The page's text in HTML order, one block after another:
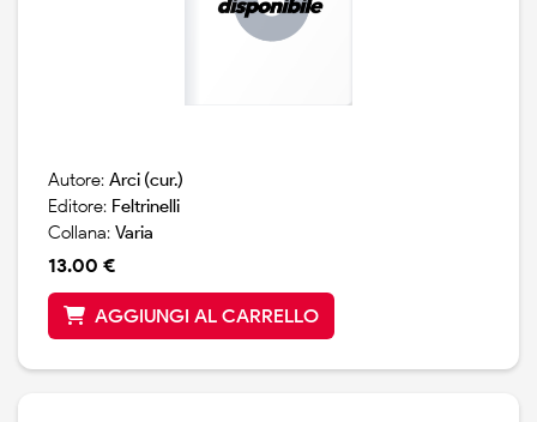
Autore: Arci (cur.)
Editore: Feltrinelli
Collana: Varia
13.00 €
AGGIUNGI AL CARRELLO